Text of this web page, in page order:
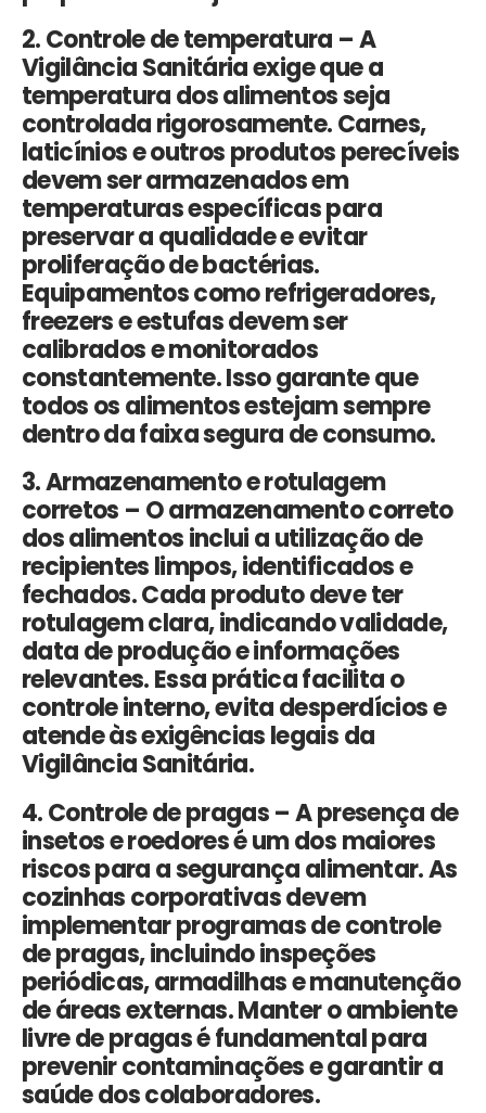
2. Controle de temperatura –A
Vigilância Sanitáriaexige que a
temperatura dos alimentos seja
controlada rigorosamente. Carnes,
laticínios e outros produtos perecíveis
devem ser armazenados em
temperaturas específicas para
preservar a qualidade e evitar
proliferação de bactérias.
Equipamentos como refrigeradores,
freezers e estufas devem ser
calibrados e monitorados
constantemente. Isso garante que
todos os alimentos estejam sempre
dentro da faixa segura de consumo.
3. Armazenamento e rotulagem
corretos – O armazenamento correto
dos alimentos inclui a utilização de
recipientes limpos, identificados e
fechados. Cada produto deve ter
rotulagem clara, indicando validade,
data de produção e informações
relevantes. Essa prática facilita o
controle interno, evita desperdícios e
atende às exigências legais da
Vigilância Sanitária.
4. Controle de pragas –A presença de
insetos e roedores é um dos maiores
riscos para a segurança alimentar. As
cozinhas corporativasdevem
implementarprogramas de controle
de pragas, incluindo inspeções
periódicas, armadilhas e manutenção
de áreas externas. Manter o ambiente
livre de pragas é fundamental para
prevenir contaminações e garantir a
saúde dos colaboradores.